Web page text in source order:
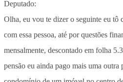
Deputado:
Olha, eu vou te dizer o seguinte eu tô
com essa pessoa, até por questões
mensalmente, descontado em folha
pensão eu ainda pago mais uma outra